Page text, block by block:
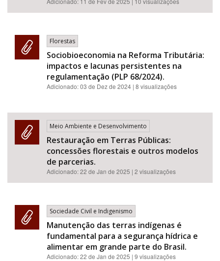
Florestas
Sociobioeconomia na Reforma Tributária:
impactos e lacunas persistentes na
regulamentação (PLP 68/2024).
Adicionado:03 de Dez de 2024 | 8 visualizações
Meio Ambiente e Desenvolvimento
Restauração em Terras Públicas:
concessões florestais e outros modelos
de parcerias.
Adicionado:22 de Jan de 2025 | 2 visualizações
Sociedade Civil e Indigenismo
Manutenção das terras indígenas é
fundamental para a segurança hídrica e
alimentar em grande parte do Brasil.
Adicionado:22 de Jan de 2025 | 9 visualizações